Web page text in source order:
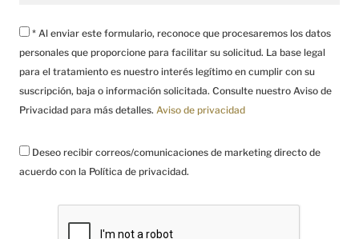
* Al enviar este formulario, reconoce que procesaremos los datos
personales que proporcione para facilitar su solicitud. La base legal
para el tratamiento es nuestro interés legítimo en cumplir con su
suscripción, baja o información solicitada. Consulte nuestro Aviso de
Privacidad para más detalles. Aviso de privacidad
Deseo recibir correos/comunicaciones de marketing directo de
acuerdo con la Política de privacidad.